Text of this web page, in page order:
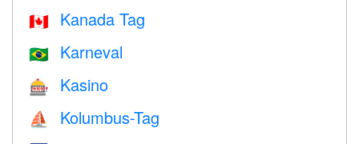
🇨🇦 Kanada Tag
🇧🇷 Karneval
🎰 Kasino
⛵️ Kolumbus-Tag